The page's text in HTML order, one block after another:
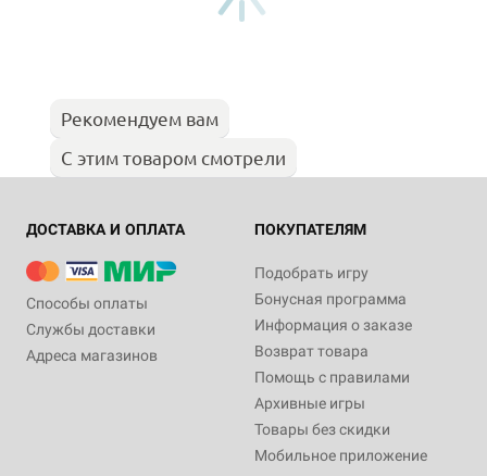
Рекомендуем вам
С этим товаром смотрели
ДОСТАВКА И ОПЛАТА
Способы оплаты
Службы доставки
Адреса магазинов
ПОКУПАТЕЛЯМ
Подобрать игру
Бонусная программа
Информация о заказе
Возврат товара
Помощь с правилами
Архивные игры
Товары без скидки
Мобильное приложение